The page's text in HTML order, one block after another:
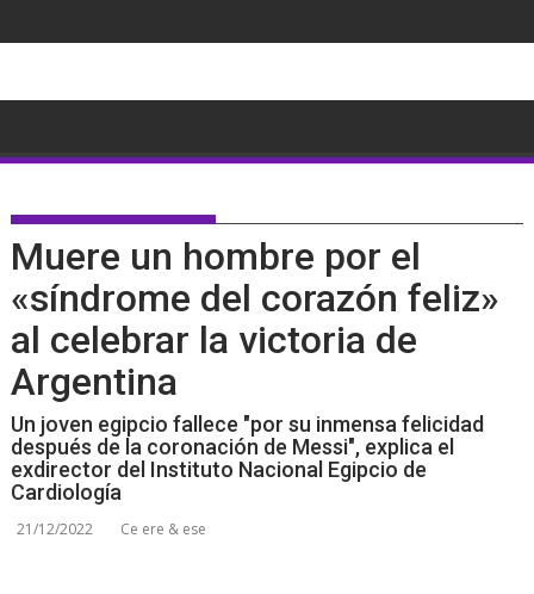
al
Muere un hombre por el
«síndrome del corazón feliz»
al celebrar la victoria de
Argentina
Un joven egipcio fallece "por su inmensa felicidad
después de la coronación de Messi", explica el
exdirector del Instituto Nacional Egipcio de
Cardiología
21/12/2022 Ce ere & ese